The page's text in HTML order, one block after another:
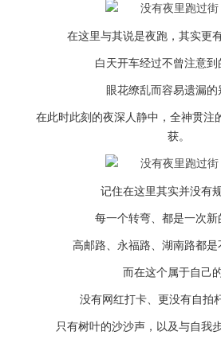
在这里与其说是夜跑，其实更
白天开车经过不曾注意到
眼花缭乱而容易遗漏的
在此时此刻的夜深人静中，全神贯注
获。
记住在这里其实并没有
每一个转弯、都是一次新
高邮路、永福路、湖南路都是
而在这个属于自己
没有网红打卡、更没有自拍
只有树叶的沙沙声，以及与自我